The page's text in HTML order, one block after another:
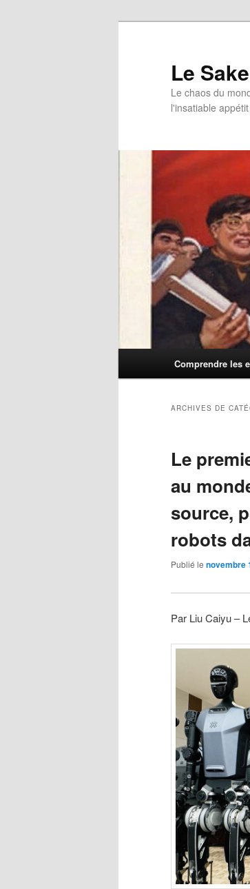
Le
Le chaos du
l'insatiable
Comprendre les
ARCHIVES DE
Le
au
source,
robots
Publié le novembre
Par Liu Caiyu –